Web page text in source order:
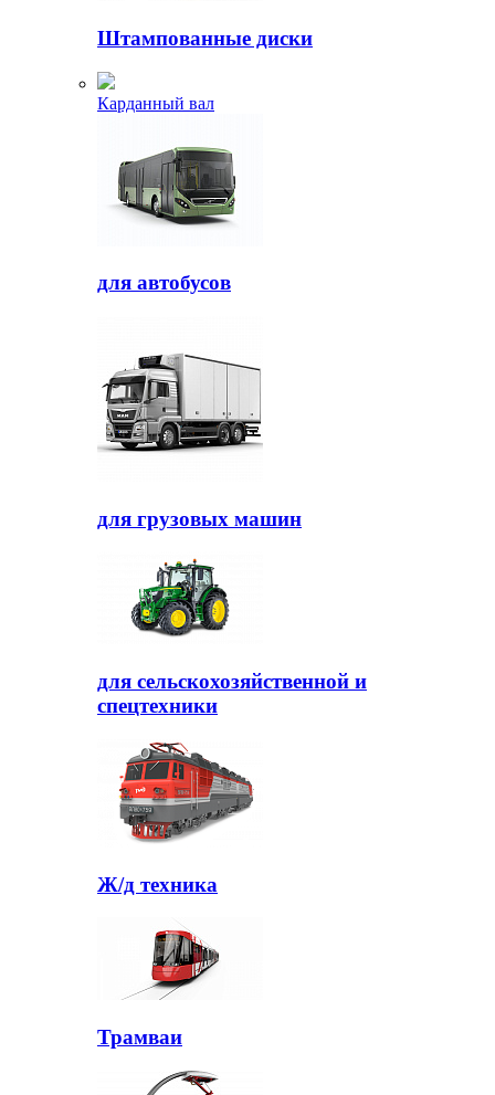
Штампованные диски
Карданный вал
для автобусов
для грузовых машин
для сельскохозяйственной и
спецтехники
Ж/д техника
Трамваи